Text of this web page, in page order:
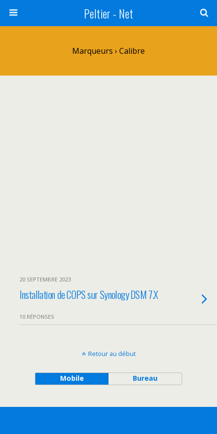
Peltier - Net
Marqueurs › Calibre
20 SEPTEMBRE 2023
Installation de COPS sur Synology DSM 7.X
10 RÉPONSES
Retour au début
Mobile Bureau